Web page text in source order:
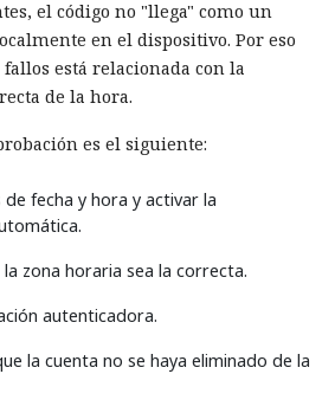
el código no "llega" como un
en el dispositivo. Por eso
está relacionada con la
de la hora.
es el siguiente:
fecha y hora y activar la
zona horaria sea la correcta.
autenticadora.
la cuenta no se haya eliminado de la